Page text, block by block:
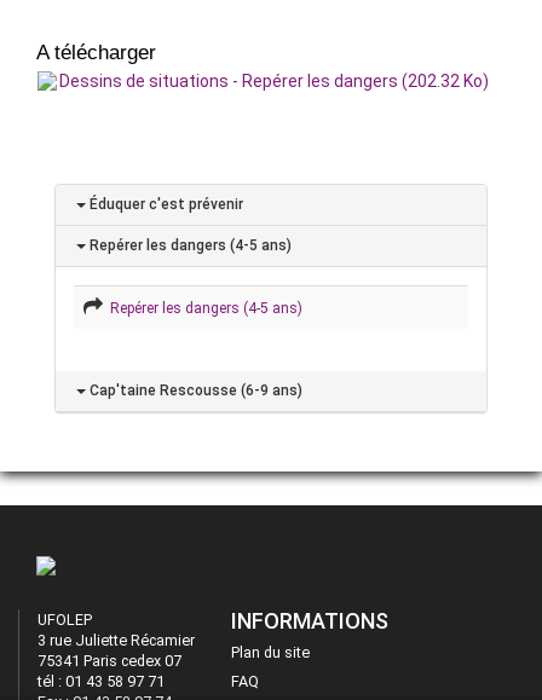
A télécharger
Dessins de situations - Repérer les dangers (202.32 Ko)
Éduquer c'est prévenir
Repérer les dangers (4-5 ans)
Repérer les dangers (4-5 ans)
Cap'taine Rescousse (6-9 ans)
UFOLEP
3 rue Juliette Récamier
75341 Paris cedex 07
tél : 01 43 58 97 71
INFORMATIONS
Plan du site
FAQ